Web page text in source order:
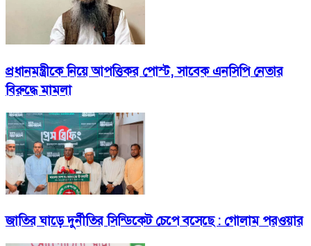
প্রধানমন্ত্রীকে নিয়ে আপত্তিকর পোস্ট, সাবেক এনসিপি নেতার
বিরুদ্ধে মামলা
জাতির ঘাড়ে দুর্নীতির সিন্ডিকেট চেপে বসেছে : গোলাম পরওয়ার